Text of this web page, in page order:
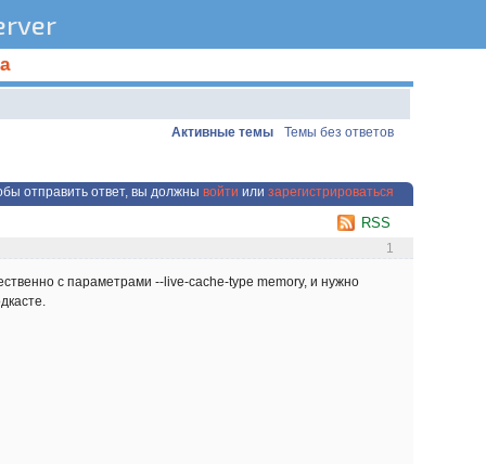
Активные темы Темы без ответов
отправить ответ, вы должны войти или зарегистрироваться
RSS
1
с параметрами --live-cache-type memory, и нужно